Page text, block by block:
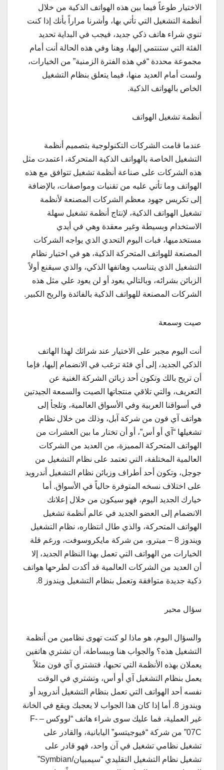
الاختيار طوعاً فيما بين هذه الهواتف الذكية من خلال
أنظمة التشغيل التي تأتي بها، وأشرنا مراراً بأنك إذا كنت
تنوي شراء هاتف ذكي جديد، فيجب في البداية تحديد
الفئة التي ستنتمي إليها، وهنا وفي هذه الحالة أنت أمام
مجموعة محددة “في هذه الفترة الزمنية” من الخيارات،
ولست أمام العديد منها، فيما يتعلق بنظام التشغيل
الخاص بالهواتف الذكية.
أنظمة تشغيل الهواتف
عندما قامت الشركات التكنولوجية بتصميم أنظمة
التشغيل الخاصة بالهواتف الذكية المتحركة، اعتمدت مثل
هذه الشركات على صناعة أنظمة تشغيل تتوافق مع هذه
الهواتف وما تأتي عليه من تقنيات ومواصفات، بالإضافة
إلى تكريس جهود معظم الشركات المصنعة لأنظمة
تشغيل الهواتف الذكية، لإنتاج أنظمة تشغيل سهلة
الاستخدام وبسيطة وغير معقدة وهي في أيدي
مستخدميها، فبات اليوم التحدي الذي يواجه الشركات
المصنعة للهواتف المتحركة الذكية، هو في اختيار نظام
التشغيل الذي يتناسب وهاتفها الذكي، والذي سيقنع أولاً
الزبائن بشرائه، وبالتالي يعود أو لن يعود علي مثل هذه
الشركات المصنعة للهواتف الذكية بالفائدة والربح الكبير.
صيت وسمعة
أنت اليوم مجبر على الاختيار عند شرائك لهذا الهاتف
الذكي الجديد، إلى أي فئة ترغب في الانضمام إليها، فإما
أن تريح بالك وتكون أحد زبائن الشركة الغنية عن
التعريف، والتي تلاقي منتجاتها الصيت والسمعة الجيدتين
في أسواقنا العربية وفي الأسواق العالمية، وتلجأ إلى
هواتف آي فون من شركة آبل، وذلك من خلال نظام
تشغيلها “آي أو أس”، أو أن تختار ما بين العشرات من
الهواتف المتحركة المميزة، من العديد من الشركات
العالمية المختلفة، التي تعتمد على نظام التشغيل من
جوجل، وتكون أحد أطراف وزبائن نظام التشغيل أندرويد
على اختلاف نسخه المتوفرة حالياً في الأسواق. أما
خيارك الجديد اليوم، فهو سيكون من خلال إعلانك
الانضمام إلى العضو الجديد في عالم أنظمة تشغيل
الهواتف المتحركة، والذي طال انتظاره، نظام التشغيل
ويندوز 8 – ميترو، من شركة مايكروسوفت، ورغم قلة
الخيارات من الهواتف التي تعمل بهذا النظام الجديد، إلا
أن العديد من الشركات العالمية قد أكدت لطرحها هواتف
ذكية جديدة متوافقة وتعمل بنظام التشغيل ويندوز 8.
سؤال محير
والسؤال اليوم، هو ماذا لو كنت تهوى نظامين من أنظمة
التشغيل هذه؟ والجواب هنا وببساطة، أن تشتري هاتفين
يعملان بهذه الأنظمة التي تحبها، فتشتري آي فون مثلاً
يعمل بنظام التشغيل آي أو أس، وتشتري في الوقت
نفسه أحد الهواتف التي تعمل بنظام التشغيل أندرويد أو
ويندوز 8. أما إذا كان هذا الجواب لا يعجبك ويقع في الخانة
غير العملية، فما عليك سوى شراء هاتف “لووكس – F-
07C” من شركة “فيوجيتسو” اليابانية، والقادر على
تشغيل نظامي تشغيل في آن واحد، فهو قادر على
تشغيل نظام التشغيل التقليدي “سيمبيان/Symbian”